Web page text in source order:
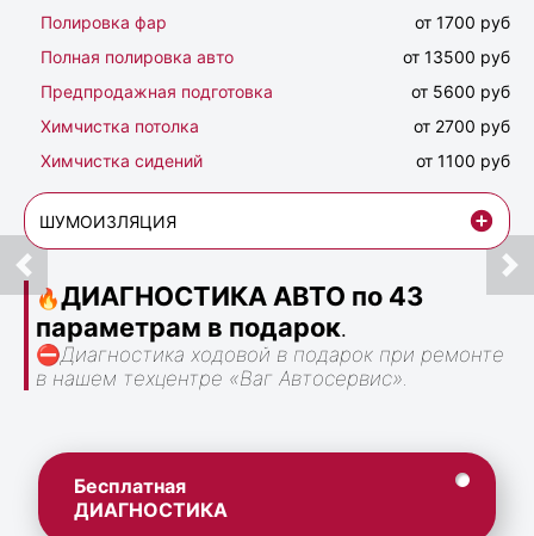
Полировка фар
от 1700 руб
Полная полировка авто
от 13500 руб
Предпродажная подготовка
от 5600 руб
Химчистка потолка
от 2700 руб
Химчистка сидений
от 1100 руб
ШУМОИЗЛЯЦИЯ
🔥ДИАГНОСТИКА АВТО по 43
параметрам в подарок.
⛔Диагностика ходовой в подарок при ремонте
в нашем техцентре «Ваг Автосервис».
Бесплатная
ДИАГНОСТИКА